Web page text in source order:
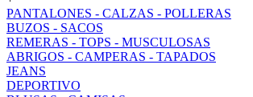
PANTALONES - CALZAS - POLLERAS
BUZOS - SACOS
REMERAS - TOPS - MUSCULOSAS
ABRIGOS - CAMPERAS - TAPADOS
JEANS
DEPORTIVO